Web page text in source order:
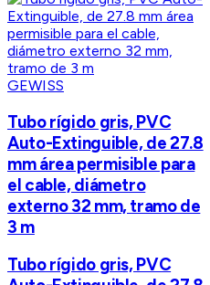
GEWISS
Tubo rígido gris, PVC
Auto-Extinguible, de 27.8
mm área permisible para
el cable, diámetro
externo 32 mm, tramo de
3 m
Tubo rígido gris, PVC